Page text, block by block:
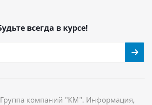
всегда в курсе!
компаний "КМ". Информация,